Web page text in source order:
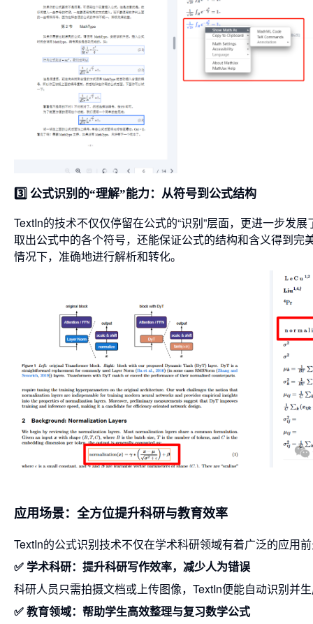
3️⃣ 公式识别的“理解”能力：从符号到公式结构
TextIn的技术不仅仅停留在公式的“识别”层面，更进一步发
取出公式中的各个符号，还能保证公式的结构和含义得到
情况下，准确地进行解析和转化。
应用场景：全方位提升科研与教育效率
TextIn的公式识别技术不仅在学术科研领域有着广泛的应用
✅ 学术科研：提升科研写作效率，减少人为错误
科研人员只需拍摄文档或上传图像，TextIn便能自动识别并
✅教育领域：帮助学生高效整理与复习数学公式